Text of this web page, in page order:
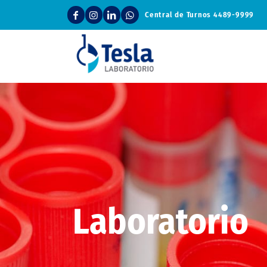
Central de Turnos4489-9999
Laboratorio